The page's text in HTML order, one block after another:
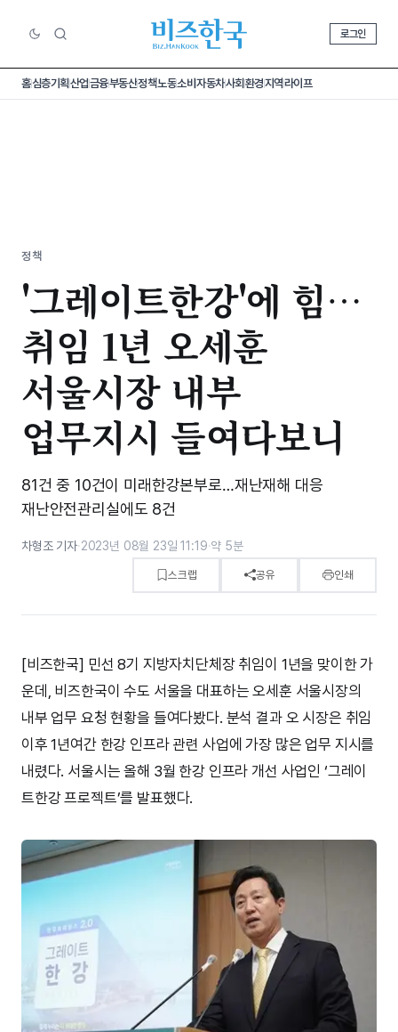
로그인
홈심층기획산업금융부동산정책노동소비 자동차사회환경지역라이프
정책
'그레이트한강'에 힘…
취임 1년 오세훈
서울시장 내부
업무지시 들여다보니
81건 중 10건이 미래한강본부로…재난재해 대응
재난안전관리실에도 8건
차형조 기자·2023년 08월 23일 11:19·약 5분
스크랩 공유 인쇄
[비즈한국] 민선 8기 지방자치단체장 취임이 1년을 맞이한 가
운데, 비즈한국이 수도 서울을 대표하는 오세훈 서울시장의
내부 업무 요청 현황을 들여다봤다. 분석 결과 오 시장은 취임
이후 1년여간 한강 인프라 관련 사업에 가장 많은 업무 지시를
내렸다. 서울시는 올해 3월 한강 인프라 개선 사업인 ‘그레이
트한강 프로젝트’를 발표했다.